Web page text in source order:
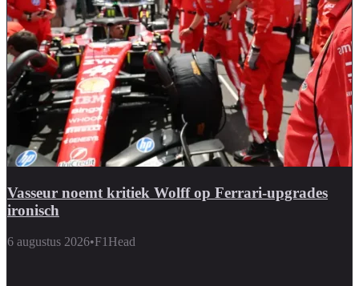
Vasseur noemt kritiek Wolff op Ferrari-upgrades
ironisch
6 augustus 2026•F1Head